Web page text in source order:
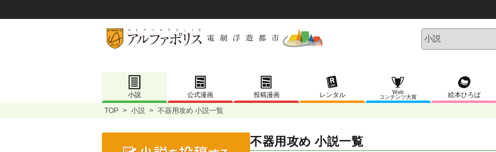
小説 公式漫画 投稿漫画 レンタル
Web
コンテンツ大賞
絵本ひろば
TOP > 小説 > 不器用攻め 小説一覧
不器用攻め 小説一覧